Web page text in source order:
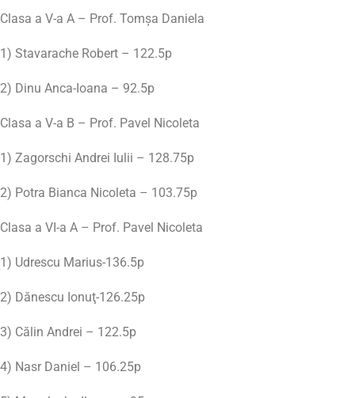
Clasa a V-a A – Prof. Tomşa Daniela
1) Stavarache Robert – 122.5p
2) Dinu Anca-Ioana – 92.5p
Clasa a V-a B – Prof. Pavel Nicoleta
1) Zagorschi Andrei Iulii – 128.75p
2) Potra Bianca Nicoleta – 103.75p
Clasa a VI-a A – Prof. Pavel Nicoleta
1) Udrescu Marius-136.5p
2) Dănescu Ionuţ-126.25p
3) Călin Andrei – 122.5p
4) Nasr Daniel – 106.25p